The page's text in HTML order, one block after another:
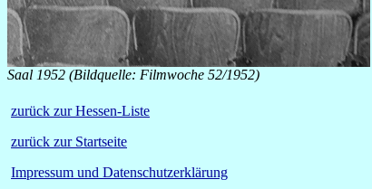
Saal 1952 (Bildquelle: Filmwoche 52/1952)
zurück zur Hessen-Liste
zurück zur Startseite
Impressum und Datenschutzerklärung